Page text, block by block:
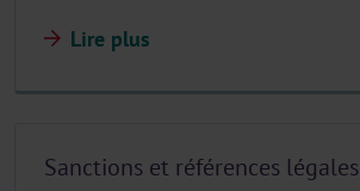
Lire plus
Sanctions et références légales